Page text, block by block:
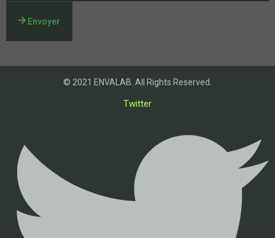
Envoyer
© 2021 ENVALAB. All Rights Reserved.
Twitter